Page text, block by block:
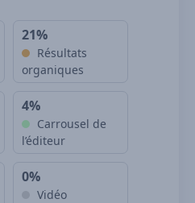
21%
Résultats
organiques
4%
Carrousel de
l’éditeur
0%
Vidéo